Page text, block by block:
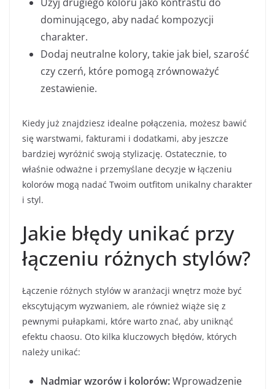
dominującego, aby nadać kompozycji
charakter.
Dodaj neutralne kolory, takie jak biel, szarość
czy czerń, które pomogą zrównoważyć
zestawienie.
Kiedy już znajdziesz idealne połączenia, możesz bawić
się warstwami, fakturami i dodatkami, aby jeszcze
bardziej wyróżnić swoją stylizację. Ostatecznie, to
właśnie odważne i przemyślane decyzje w łączeniu
kolorów mogą nadać Twoim outfitom unikalny charakter
i styl.
Jakie błędy unikać przy
łączeniu różnych stylów?
Łączenie różnych stylów w aranżacji wnętrz może być
ekscytującym wyzwaniem, ale również wiąże się z
pewnymi pułapkami, które warto znać, aby uniknąć
efektu chaosu. Oto kilka kluczowych błędów, których
należy unikać:
Nadmiar wzorów i kolorów:Wprowadzenie